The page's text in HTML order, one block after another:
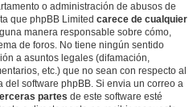
o administración de abusos de
que phpBB Limited carece de cualquier
manera responsable sobre cómo,
de foros. No tiene ningún sentido
a asuntos legales (difamación,
etc.) que no sean con respecto al
software phpBB. Si envia un correo a
partes de este software esté